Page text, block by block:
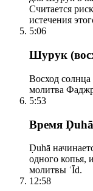
Считается
истечения
5:06
Шурук
Восход солнца
молитва
5:53
Время Ḍuhā
Ḍuhā
одного копья,
молитвы ʿĪd.
12:58